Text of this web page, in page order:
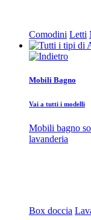
Comodini Letti
Mobili Bagno
Vai a tutti i modelli
Mobili bagno
lavanderia
Box doccia